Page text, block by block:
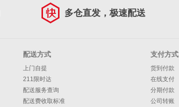
多仓直发，极速配送
配送方式
上门自提
211限时达
配送服务查询
配送费收取标准
支付方式
货到付款
在线支付
分期付款
公司转账